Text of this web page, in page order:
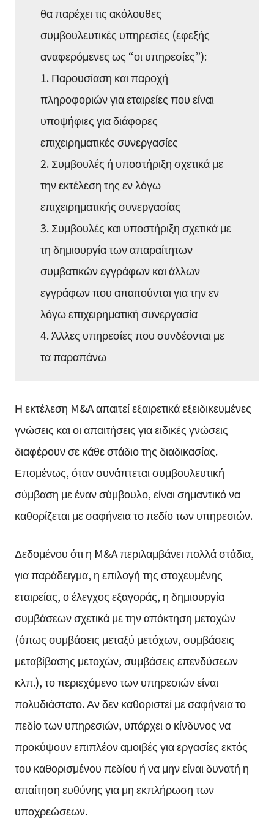
θα παρέχει τις ακόλουθες
συμβουλευτικές υπηρεσίες (εφεξής
αναφερόμενες ως “οι υπηρεσίες”):
1. Παρουσίαση και παροχή
πληροφοριών για εταιρείες που είναι
υποψήφιες για διάφορες
επιχειρηματικές συνεργασίες
2. Συμβουλές ή υποστήριξη σχετικά με
την εκτέλεση της εν λόγω
επιχειρηματικής συνεργασίας
3. Συμβουλές και υποστήριξη σχετικά με
τη δημιουργία των απαραίτητων
συμβατικών εγγράφων και άλλων
εγγράφων που απαιτούνται για την εν
λόγω επιχειρηματική συνεργασία
4. Άλλες υπηρεσίες που συνδέονται με
τα παραπάνω
Η εκτέλεση M&A απαιτεί εξαιρετικά εξειδικευμένες
γνώσεις και οι απαιτήσεις για ειδικές γνώσεις
διαφέρουν σε κάθε στάδιο της διαδικασίας.
Επομένως, όταν συνάπτεται συμβουλευτική
σύμβαση με έναν σύμβουλο, είναι σημαντικό να
καθορίζεται με σαφήνεια το πεδίο των υπηρεσιών.
Δεδομένου ότι η M&A περιλαμβάνει πολλά στάδια,
για παράδειγμα, η επιλογή της στοχευμένης
εταιρείας, ο έλεγχος εξαγοράς, η δημιουργία
συμβάσεων σχετικά με την απόκτηση μετοχών
(όπως συμβάσεις μεταξύ μετόχων, συμβάσεις
μεταβίβασης μετοχών, συμβάσεις επενδύσεων
κλπ.), το περιεχόμενο των υπηρεσιών είναι
πολυδιάστατο. Αν δεν καθοριστεί με σαφήνεια το
πεδίο των υπηρεσιών, υπάρχει ο κίνδυνος να
προκύψουν επιπλέον αμοιβές για εργασίες εκτός
του καθορισμένου πεδίου ή να μην είναι δυνατή η
απαίτηση ευθύνης για μη εκπλήρωση των
υποχρεώσεων.